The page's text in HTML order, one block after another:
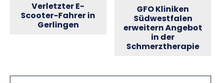
Verletzter E-
Scooter-Fahrer in
Gerlingen
GFO Kliniken
Südwestfalen
erweitern Angebot
in der
Schmerztherapie